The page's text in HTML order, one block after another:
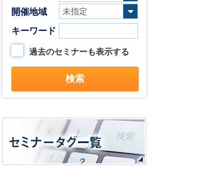
開催地域
キーワード
過去のセミナーも表示する